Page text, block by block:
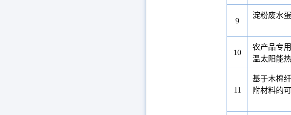
9
淀粉废水
10
农产品专
温太阳能
11
基于木棉
附材料的